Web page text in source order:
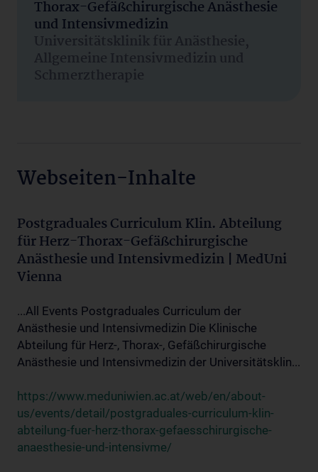
Thorax-Gefäßchirurgische Anästhesie
und Intensivmedizin
Universitätsklinik für Anästhesie,
Allgemeine Intensivmedizin und
Schmerztherapie
Webseiten-Inhalte
Postgraduales Curriculum Klin. Abteilung
für Herz-Thorax-Gefäßchirurgische
Anästhesie und Intensivmedizin | MedUni
Vienna
...All Events Postgraduales Curriculum der
Anästhesie und Intensivmedizin Die Klinische
Abteilung für Herz-, Thorax-, Gefäßchirurgische
Anästhesie und Intensivmedizin der Universitätsklin...
https://www.meduniwien.ac.at/web/en/about-
us/events/detail/postgraduales-curriculum-klin-
abteilung-fuer-herz-thorax-gefaesschirurgische-
anaesthesie-und-intensivme/